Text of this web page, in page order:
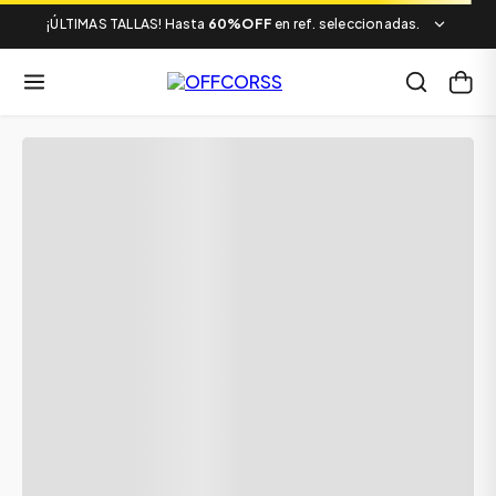
¡ÚLTIMAS TALLAS! Hasta 60%OFF en ref. seleccionadas.